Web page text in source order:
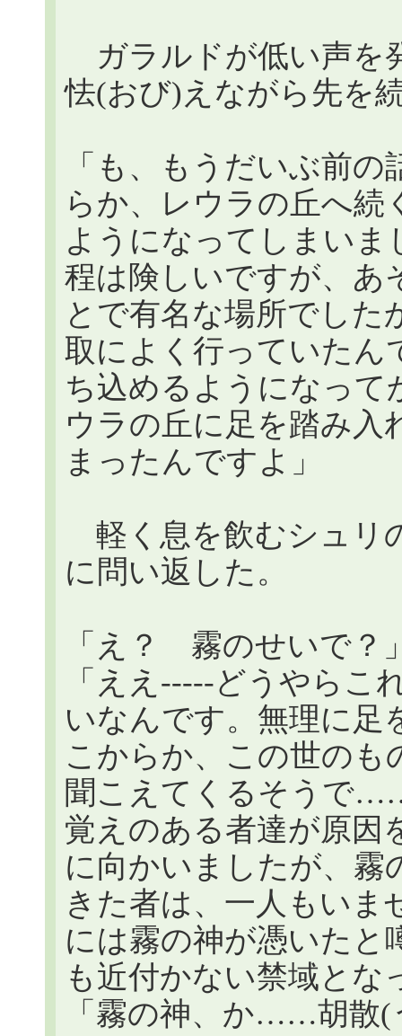
ガラルドが低い声を
怯(おび)えながら先を
「も、もうだいぶ前
らか、レウラの丘へ続
ようになってしまい
程は険しいですが、あ
とで有名な場所でした
取によく行っていたん
ち込めるようになって
ウラの丘に足を踏み入
まったんですよ」
軽く息を飲むシュリ
に問い返した。
「え？ 霧のせいで？
「ええ-----どうやらこ
いなんです。無理に足
こからか、この世のも
聞こえてくるそうで
覚えのある者達が原因
に向かいましたが、霧
きた者は、一人もいま
には霧の神が憑いたと
も近付かない禁域と
「霧の神、か……胡散(